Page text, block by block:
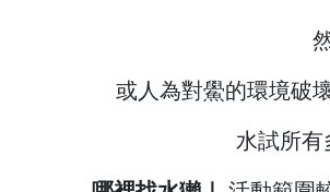
或人為對鱟的環境破
水試所